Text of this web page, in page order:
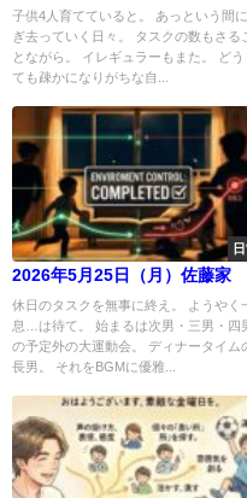
子供4人育てていると。 あっという間
ぎ去っていく日々。 タスクの数もさる
とながら。 イレギュラーもまた。 どう
ても疎かになりがちな自...
2026年5月25日（月）佐藤家
休日のタスクを無事に終え。 ようやく
息…は待て。 始まるは次男・三男・四
の予定外の大運動会。 ディナータイム
長男。 それをBGMに優雅...